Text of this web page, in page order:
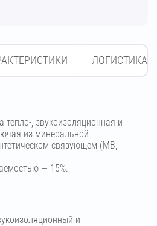
ЛОГИСТИКА
тепло-, звукоизоляционная и
из минеральной
связующем (МВ,
— 15%.
и